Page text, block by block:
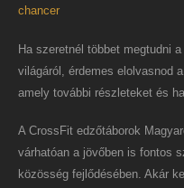
chancer
Ha szeretnél többet megtudni
világáról, érdemes elolvasnod
amely további részleteket és
A CrossFit edzőtáborok
várhatóan a jövőben is fontos
közösség fejlődésében. Akár